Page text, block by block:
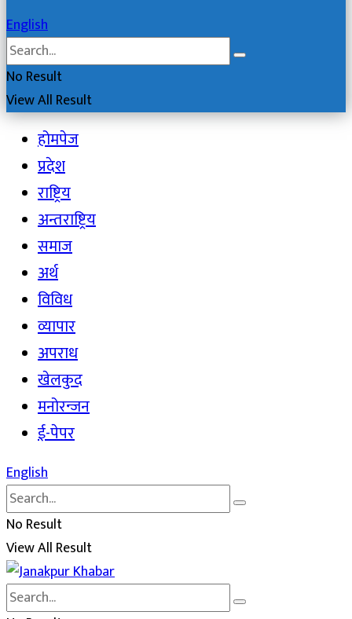
English
No Result
View All Result
होमपेज
प्रदेश
राष्ट्रिय
अन्तराष्ट्रिय
समाज
अर्थ
विविध
व्यापार
अपराध
खेलकुद
मनोरन्जन
ई-पेपर
English
No Result
View All Result